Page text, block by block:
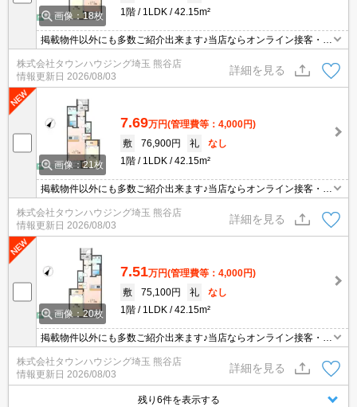
画像：18枚
1階
1LDK 42.15m²
掲載物件以外にも多数ご紹介出来ます♪当店ならオンライン接客・内
見可能です！メールでのお問い合わせの際は、電話番号も記載頂き
ますとスムーズに御対応できます♪
株式会社タウンハウジング埼玉 熊谷店
情報更新日 2026/08/03
詳細を見る
画像：21枚
7.69万円(管理費等：4,000円)
敷
76,900円 礼
なし
1階
1LDK 42.15m²
掲載物件以外にも多数ご紹介出来ます♪当店ならオンライン接客・内
見可能です！メールでのお問い合わせの際は、電話番号も記載頂き
ますとスムーズに御対応できます♪
株式会社タウンハウジング埼玉 熊谷店
情報更新日 2026/08/03
詳細を見る
画像：20枚
7.51万円(管理費等：4,000円)
敷
75,100円 礼
なし
1階
1LDK 42.15m²
掲載物件以外にも多数ご紹介出来ます♪当店ならオンライン接客・内
見可能です！メールでのお問い合わせの際は、電話番号も記載頂き
ますとスムーズに御対応できます♪
株式会社タウンハウジング埼玉 熊谷店
情報更新日 2026/08/03
詳細を見る
残り6件を表示する